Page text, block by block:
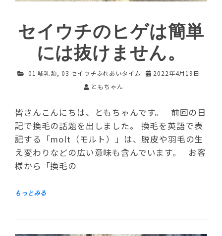
セイウチのヒゲは簡単
には抜けません。
01 哺乳類, 03 セイウチふれあいタイム
2022年4月19日
ともちゃん
皆さんこんにちは、ともちゃんです。 前回の日
記で換毛の話題を出しました。 換毛を英語で表
記する「molt（モルト）」は、脱皮や羽毛の生
え変わりなどの広い意味も含んでいます。 お客
様から「換毛の